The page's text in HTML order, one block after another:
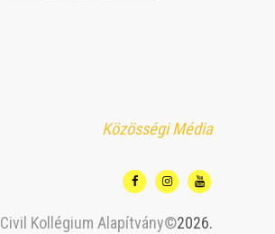
Közösségi Média
Civil Kollégium Alapítvány©2026.